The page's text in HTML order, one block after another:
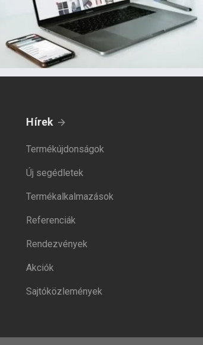
Hírek
Termékújdonságok
Új segédletek
Termékalkalmazások
Referenciák
Rendezvények
Akciók
Sajtóközlemények